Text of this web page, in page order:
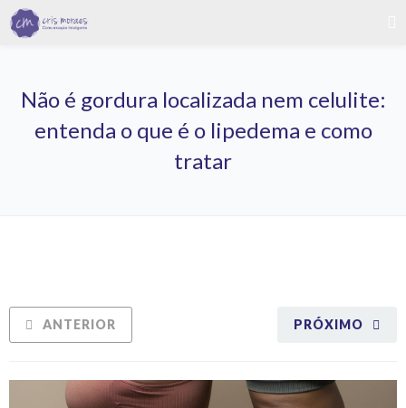
Não é gordura localizada nem celulite:
entenda o que é o lipedema e como
tratar
PRÓXIMO
ANTERIOR